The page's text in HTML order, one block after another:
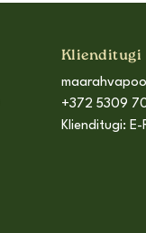
Klienditugi
+372 5309
Klienditugi: E-